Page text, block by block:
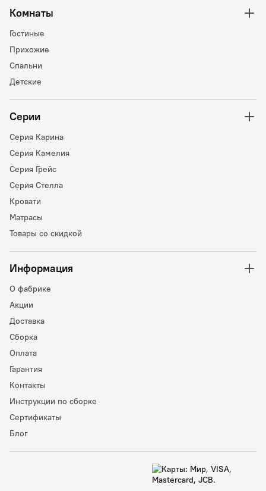
Комнаты
Гостиные
Прихожие
Спальни
Детские
Серии
Серия Карина
Серия Камелия
Серия Грейс
Серия Стелла
Кровати
Матрасы
Товары со скидкой
Информация
О фабрике
Акции
Доставка
Сборка
Оплата
Гарантия
Контакты
Инструкции по сборке
Сертификаты
Блог